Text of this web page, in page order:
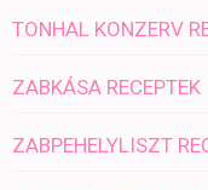
TONHAL KONZERV
ZABKÁSA RECEPTEK
ZABPEHELYLISZT